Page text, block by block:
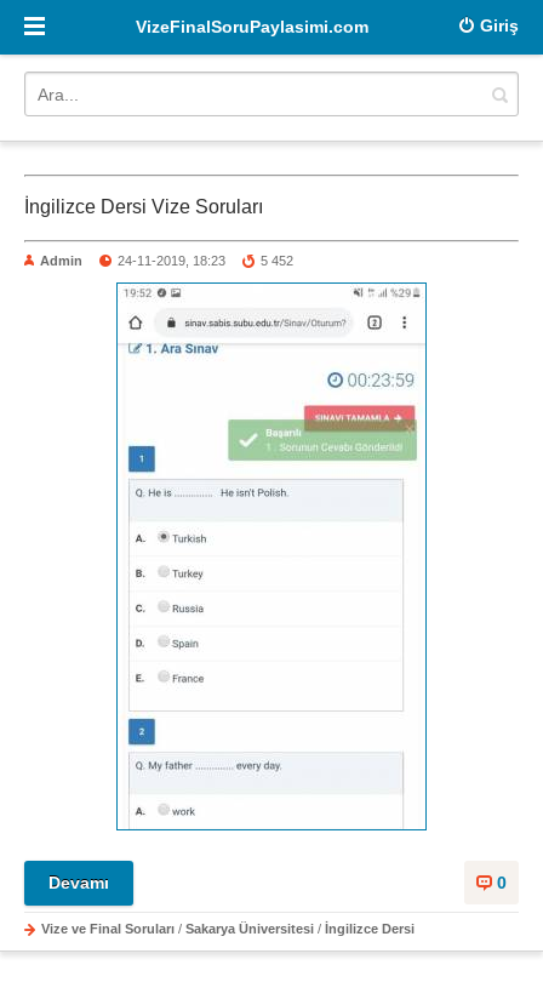
Giriş
VizeFinalSoruPaylasimi.com
İngilizce Dersi Vize Soruları
Admin 24-11-2019, 18:23 5 452
0
Devamı
Vize ve Final Soruları / Sakarya Üniversitesi / İngilizce Dersi